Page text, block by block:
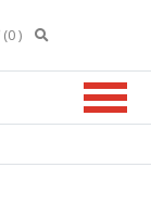
(0 )